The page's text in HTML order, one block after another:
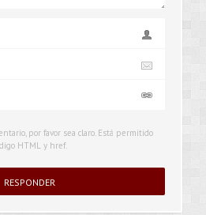
por favor sea claro. Está permitido
HTML y href.